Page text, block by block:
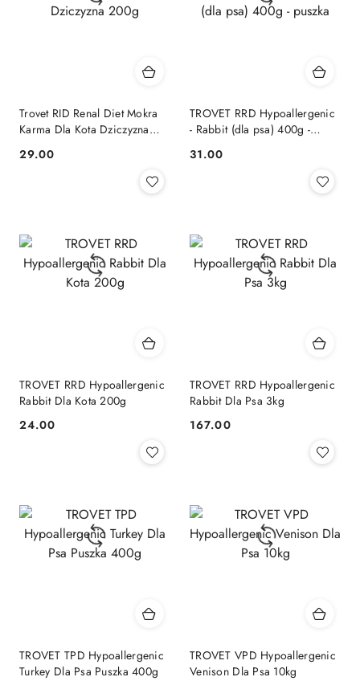
Trovet RID Renal Diet Mokra
Karma Dla Kota Dziczyzna
Cena:
29.00
TROVET RRD Hypoallergenic
- Rabbit (dla psa) 400g -
Cena:
31.00
TROVET RRD Hypoallergenic
Rabbit Dla Kota 200g
Cena:
24.00
TROVET RRD Hypoallergenic
Rabbit Dla Psa 3kg
Cena:
167.00
TROVET TPD Hypoallergenic
Turkey Dla Psa Puszka 400g
TROVET VPD Hypoallergenic
Venison Dla Psa 10kg